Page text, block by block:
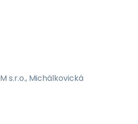
s.r.o., Michálkovická